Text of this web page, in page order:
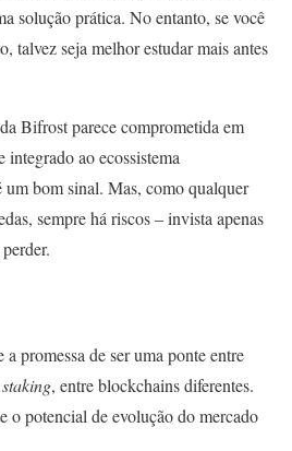
solução prática. No entanto, se você
talvez seja melhor estudar mais antes
Bifrost parece comprometida em
integrado ao ecossistema
bom sinal. Mas, como qualquer
sempre há riscos – invista apenas
promessa de ser uma ponte entre
staking, entre blockchains diferentes.
o potencial de evolução do mercado